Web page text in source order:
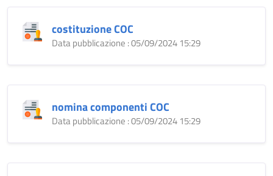
costituzione COC
Data pubblicazione : 05/09/2024 15:29
nomina componenti COC
Data pubblicazione : 05/09/2024 15:29